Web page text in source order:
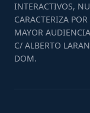
INTERACTIVOS,
CARACTERIZA
MAYOR
C/ ALBERTO
DOM.